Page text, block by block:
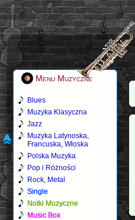
Menu Muzyczne
Blues
Muzyka Klasyczna
Jazz
Muzyka Latynoska,
Francuska, Włoska
Polska Muzyka
Pop i Różności
Rock, Metal
Single
Notki Muzyczne
Music Box